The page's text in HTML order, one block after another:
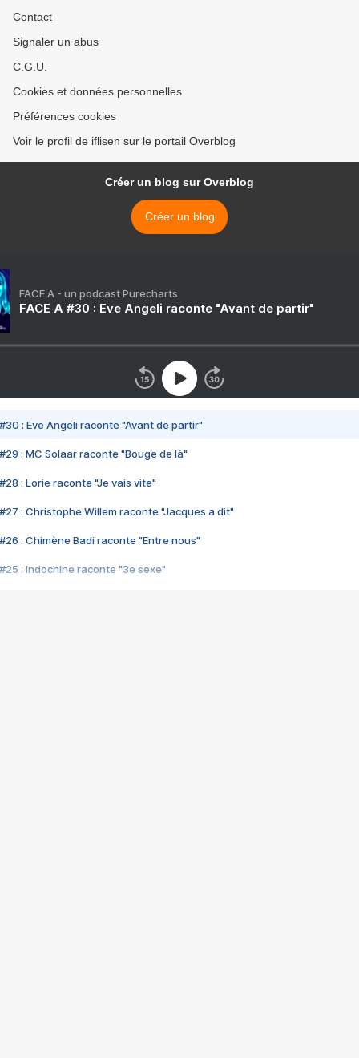
Contact
Signaler un abus
C.G.U.
Cookies et données personnelles
Préférences cookies
Voir le profil de iflisen sur le portail Overblog
Créer un blog sur Overblog
Créer un blog
FACE A - un podcast Purecharts
FACE A #30 : Eve Angeli raconte "Avant de partir"
#30 : Eve Angeli raconte "Avant de partir"
#29 : MC Solaar raconte "Bouge de là"
#28 : Lorie raconte "Je vais vite"
#27 : Christophe Willem raconte "Jacques a dit"
#26 : Chimène Badi raconte "Entre nous"
#25 : Indochine raconte "3e sexe"